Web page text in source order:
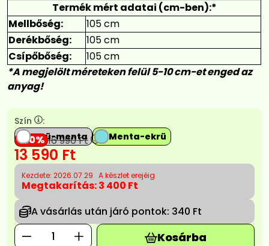
Termék mért adatai (cm-ben):*
Mellbőség:
105 cm
Derékbőség:
105 cm
Csípőbőség:
105 cm
*A megjelölt méreteken felül 5-10 cm-et enged az
anyag!
Szín
:
Ekrü-menta
Menta-ekrü
20 16 990Ft
13 590 Ft
Kezdete: 2026.07.29 A készlet erejéig
Megtakarítás:3 400 Ft
A vásárlás után járó pontok: 340 Ft
Kosárba